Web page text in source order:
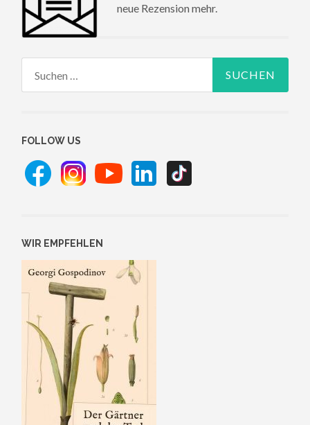
neue Rezension mehr.
FOLLOW US
WIR EMPFEHLEN